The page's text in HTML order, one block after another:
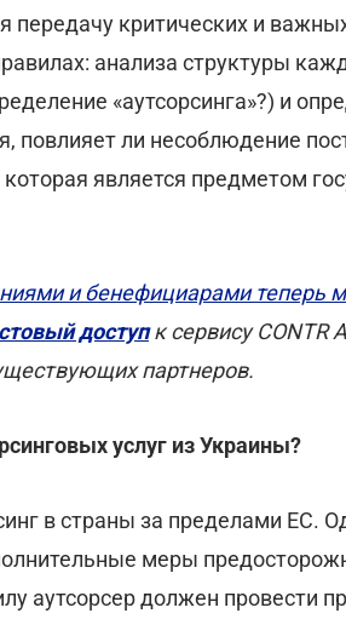
передачу критических и
анализа структуры
«аутсорсинга»?) и
повлияет ли несоблюдение
является предметом
и бенефициарами теперь
доступк cервису CONTR
партнеров.
услуг из Украины?
в страны за пределами ЕС.
меры
аутсорсер должен провести